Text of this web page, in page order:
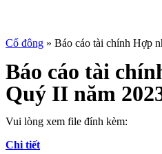
Cổ đông » Báo cáo tài chính Hợp
Báo cáo tài
Quý II năm
Vui lòng xem file đính kèm:
Chi tiết